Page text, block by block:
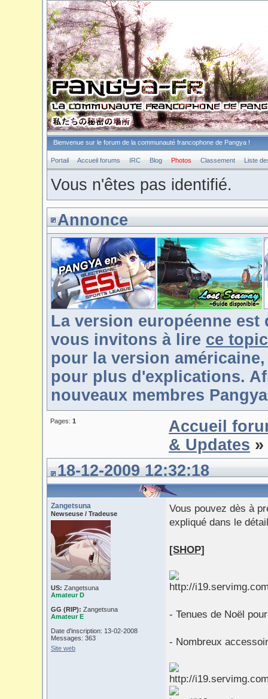
Bienvenue sur le forum de la communauté francophone de Pangya !
Portail Accueil forums IRC Blog Photos Classement Liste
Vous n'êtes pas identifié.
Annonce
La version européenne
vous invitons à lire ce topic
pour la version
pour plus d'explications.
nouveaux membres
Pages: 1
Accueil
& Updates
18-12-2009 12:32:18
Zangetsuna
Newseuse / Tradeuse
US: Zangetsuna
Amateur D
GG (RIP): Zangetsuna
Amateur E
Date d'inscription: 13-02-2008
Messages: 363
Site web
Vous pouvez dès à
expliqué dans le
[SHOP]
- Tenues de Noël
- Nombreux